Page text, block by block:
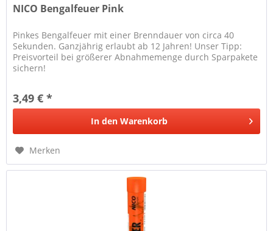
NICO Bengalfeuer Pink
Pinkes Bengalfeuer mit einer Brenndauer von circa 40
Sekunden. Ganzjährig erlaubt ab 12 Jahren! Unser Tipp:
Preisvorteil bei größerer Abnahmemenge durch Sparpakete
sichern!
3,49 € *
In den Warenkorb
Merken